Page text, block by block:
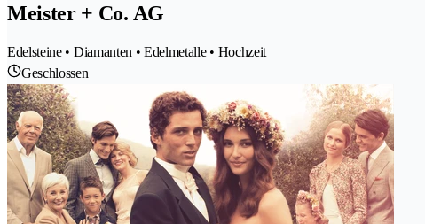
Meister + Co. AG
Edelsteine • Diamanten • Edelmetalle • Hochzeit
Geschlossen